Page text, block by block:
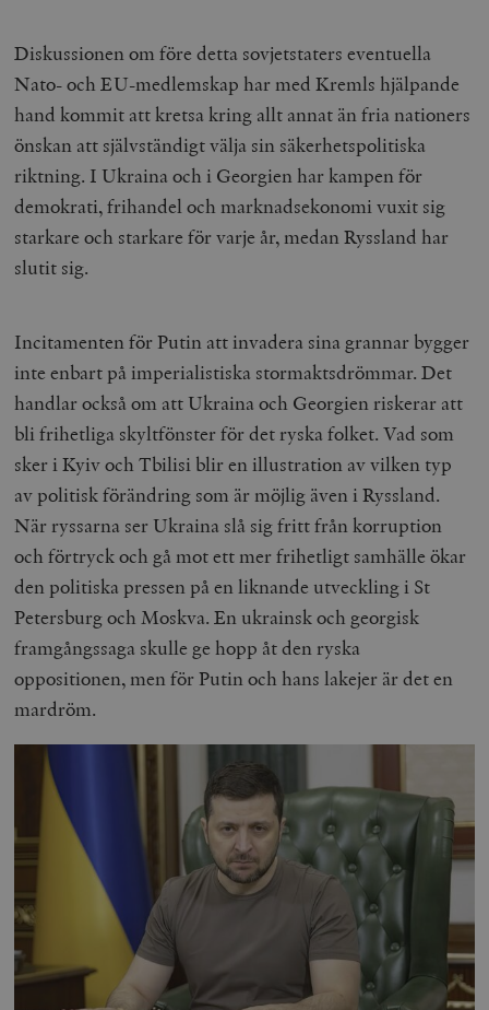
Diskussionen om före detta sovjetstaters eventuella
Nato- och EU-medlemskap har med Kremls hjälpande
hand kommit att kretsa kring allt annat än fria nationers
önskan att självständigt välja sin säkerhetspolitiska
riktning. I Ukraina och i Georgien har kampen för
demokrati, frihandel och marknadsekonomi vuxit sig
starkare och starkare för varje år, medan Ryssland har
slutit sig.
Incitamenten för Putin att invadera sina grannar bygger
inte enbart på imperialistiska stormaktsdrömmar. Det
handlar också om att Ukraina och Georgien riskerar att
bli frihetliga skyltfönster för det ryska folket. Vad som
sker i Kyiv och Tbilisi blir en illustration av vilken typ
av politisk förändring som är möjlig även i Ryssland.
När ryssarna ser Ukraina slå sig fritt från korruption
och förtryck och gå mot ett mer frihetligt samhälle ökar
den politiska pressen på en liknande utveckling i St
Petersburg och Moskva. En ukrainsk och georgisk
framgångssaga skulle ge hopp åt den ryska
oppositionen, men för Putin och hans lakejer är det en
mardröm.